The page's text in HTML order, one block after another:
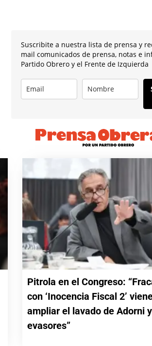
Suscribite a nuestra lista de prensa y
mail comunicados de prensa, notas e
Partido Obrero y el Frente de Izquierda
Pitrola en el Congreso:
con ‘Inocencia Fiscal 2’
ampliar el lavado de Adorni
evasores”